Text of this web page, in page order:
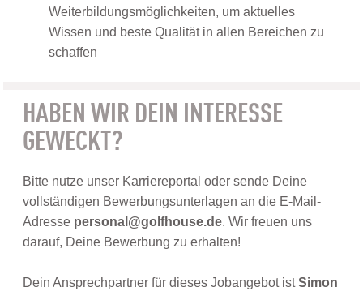
Weiterbildungsmöglichkeiten, um aktuelles
Wissen und beste Qualität in allen Bereichen zu
schaffen
HABEN WIR DEIN INTERESSE
GEWECKT?
Bitte nutze unser Karriereportal oder sende Deine
vollständigen Bewerbungsunterlagen an die E-Mail-
Adresse personal@golfhouse.de. Wir freuen uns
darauf, Deine Bewerbung zu erhalten!
Dein Ansprechpartner für dieses Jobangebot istSimon